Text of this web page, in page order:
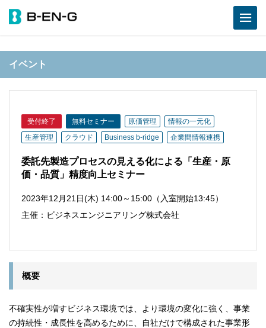
イベント
受付終了 無料セミナー 原価管理
情報の一元化
生産管理
クラウド Business b-ridge 企業間情報連携
委託先製造プロセスの見える化による「生産・原
価・品質」精度向上セミナー
2023年12月21日(木) 14:00～15:00（入室開始13:45）
主催：ビジネスエンジニアリング株式会社
概要
不確実性が増すビジネス環境では、より環境の変化に強く、事業
の持続性・成長性を高めるために、自社だけで構成された事業形